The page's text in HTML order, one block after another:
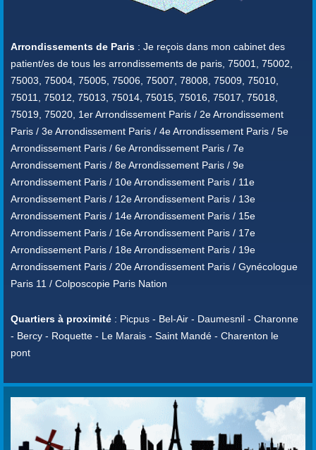
Arrondissements de Paris : Je reçois dans mon cabinet des
patient/es de tous les arrondissements de paris, 75001, 75002,
75003, 75004, 75005, 75006, 75007, 78008, 75009, 75010,
75011, 75012, 75013, 75014, 75015, 75016, 75017, 75018,
75019, 75020, 1er Arrondissement Paris / 2e Arrondissement
Paris / 3e Arrondissement Paris / 4e Arrondissement Paris / 5e
Arrondissement Paris / 6e Arrondissement Paris / 7e
Arrondissement Paris / 8e Arrondissement Paris / 9e
Arrondissement Paris / 10e Arrondissement Paris / 11e
Arrondissement Paris / 12e Arrondissement Paris / 13e
Arrondissement Paris / 14e Arrondissement Paris / 15e
Arrondissement Paris / 16e Arrondissement Paris / 17e
Arrondissement Paris / 18e Arrondissement Paris / 19e
Arrondissement Paris / 20e Arrondissement Paris / Gynécologue
Paris 11 / Colposcopie Paris Nation
Quartiers à proximité : Picpus - Bel-Air - Daumesnil - Charonne
- Bercy - Roquette - Le Marais - Saint Mandé - Charenton le
pont